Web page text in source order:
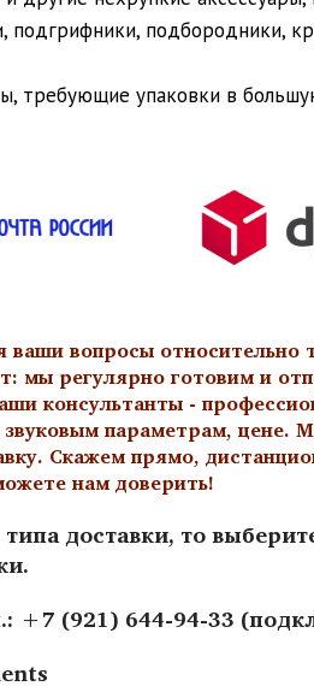
подгрифники, подбородники,
требующие упаковки в
вопросы относительно
мы регулярно готовим и
консультанты -
параметрам,
Скажем прямо,
нам доверить!
доставки, то
+7 (921) 644-94-33